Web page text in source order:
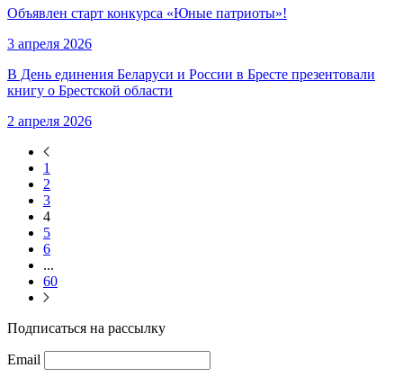
Объявлен старт конкурса «Юные патриоты»!
3 апреля 2026
В День единения Беларуси и России в Бресте презентовали
книгу о Брестской области
2 апреля 2026
1
2
3
4
5
6
...
60
Подписаться на рассылку
Email